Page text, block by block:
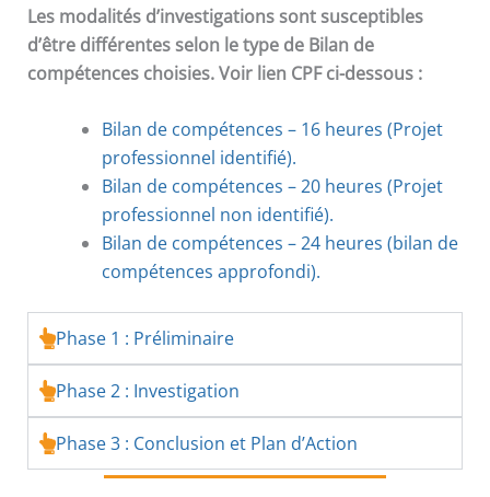
Les modalités d’investigations sont susceptibles
d’être différentes selon le type de Bilan de
compétences choisies. Voir lien CPF ci-dessous :
Bilan de compétences – 16 heures (Projet
professionnel identifié).
Bilan de compétences –20 heures (Projet
professionnel non identifié).
Bilan de compétences – 24 heures (bilan de
compétences approfondi).
Phase 1 : Préliminaire
Phase 2 : Investigation
Phase 3 : Conclusion et Plan d’Action